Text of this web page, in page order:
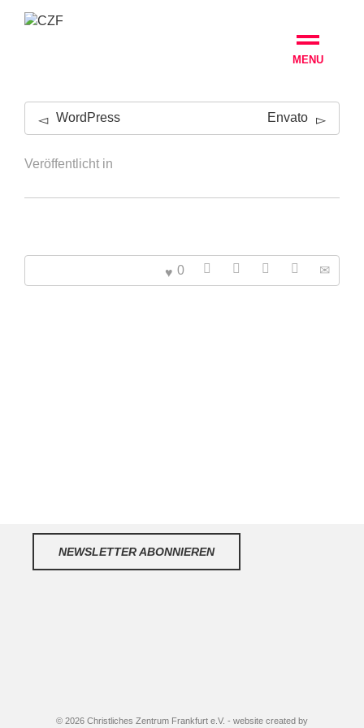
WordPress Envato
Veröffentlicht in
0
NEWSLETTER ABONNIEREN
© 2026 Christliches Zentrum Frankfurt e.V. - website created by
MENU